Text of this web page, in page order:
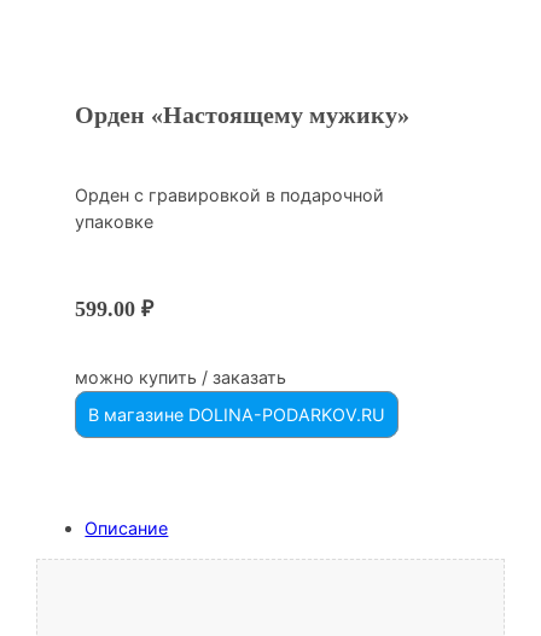
Орден «Настоящему мужику»
Орден с гравировкой в подарочной
упаковке
599.00₽
можно купить / заказать
В магазине DOLINA-PODARKOV.RU
Описание